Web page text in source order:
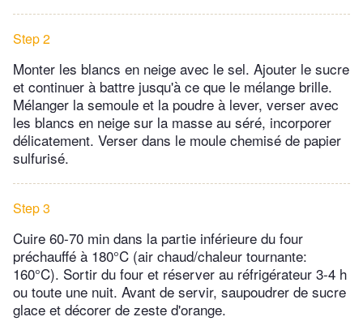
Step 2
Monter les blancs en neige avec le sel. Ajouter le sucre
et continuer à battre jusqu'à ce que le mélange brille.
Mélanger la semoule et la poudre à lever, verser avec
les blancs en neige sur la masse au séré, incorporer
délicatement. Verser dans le moule chemisé de papier
sulfurisé.
Step 3
Cuire 60-70 min dans la partie inférieure du four
préchauffé à 180°C (air chaud/chaleur tournante:
160°C). Sortir du four et réserver au réfrigérateur 3-4 h
ou toute une nuit. Avant de servir, saupoudrer de sucre
glace et décorer de zeste d'orange.